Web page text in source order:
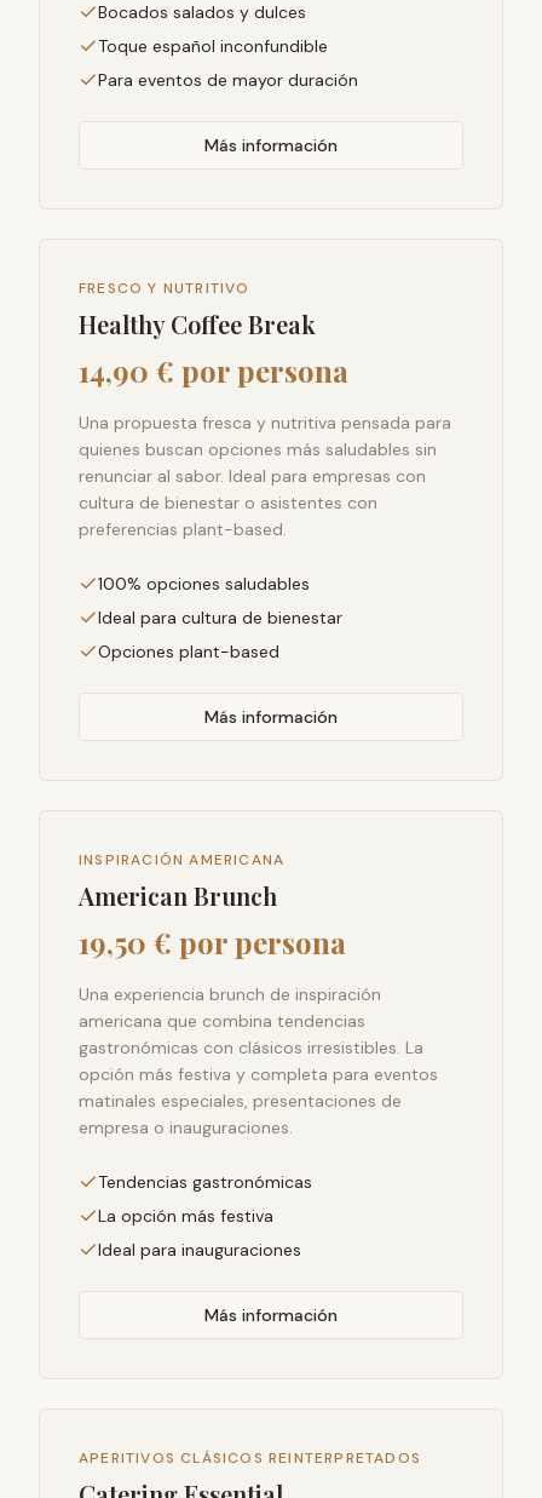
Bocados salados y dulces
Toque español inconfundible
Para eventos de mayor duración
Más información
FRESCO Y NUTRITIVO
Healthy Coffee Break
14,90 € por persona
Una propuesta fresca y nutritiva pensada para
quienes buscan opciones más saludables sin
renunciar al sabor. Ideal para empresas con
cultura de bienestar o asistentes con
preferencias plant-based.
100% opciones saludables
Ideal para cultura de bienestar
Opciones plant-based
Más información
INSPIRACIÓN AMERICANA
American Brunch
19,50 € por persona
Una experiencia brunch de inspiración
americana que combina tendencias
gastronómicas con clásicos irresistibles. La
opción más festiva y completa para eventos
matinales especiales, presentaciones de
empresa o inauguraciones.
Tendencias gastronómicas
La opción más festiva
Ideal para inauguraciones
Más información
APERITIVOS CLÁSICOS REINTERPRETADOS